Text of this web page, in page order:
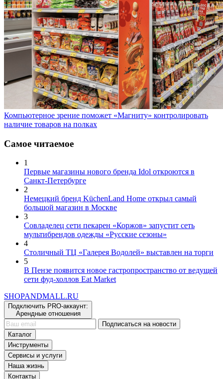
Компьютерное зрение поможет «Магниту» контролировать
наличие товаров на полках
Самое читаемое
1
Первые магазины нового бренда Idol откроются в
Санкт-Петербурге
2
Немецкий бренд KüchenLand Home открыл самый
большой магазин в Москве
3
Совладелец сети пекарен «Коржов» запустит сеть
мультибрендов одежды «Русские сезоны»
4
Столичный ТЦ «Галерея Водолей» выставлен на торги
5
В Пензе появится новое гастропространство от ведущей
сети фуд-холлов Eat Market
SHOPANDMALL.RU
Подключить PRO-аккаунт:
Арендные отношения
Подписаться на новости
Каталог
Инструменты
Сервисы и услуги
Наша жизнь
Контакты